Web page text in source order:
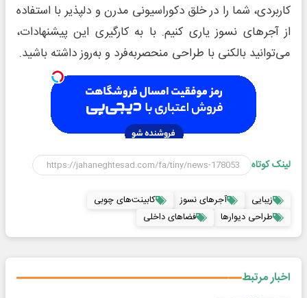
کاربردی، شما را در خلق دکوراسیونی مدرن و دلپذیر با استفاده
از آجرهای نسوز یاری کنیم. با به کارگیری این پیشنهادات،
می‌توانید بالکنی با طراحی منحصربه‌فرد و به‌روز داشته باشید.
لینک کوتاه
زیبایی آجر‌های نسوز
کابینت‌های چوبی
طراحی دیوارها
فضاهای داخلی
اخبار مرتبط